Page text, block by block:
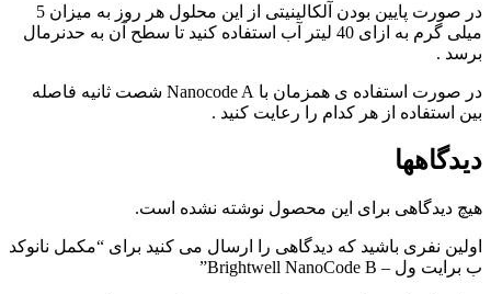
در صورت پایین بودن آلکالینیتی از این محلول هر روز به میزان 5
میلی گرم به ازای 40 لیتر آب استفاده کنید تا سطح آن به حدنرمال
برسد .
در صورت استفاده ی همزمان با Nanocode A شصت ثانیه فاصله
بین استفاده از هر کدام را رعایت کنید .
دیدگاهها
هیچ دیدگاهی برای این محصول نوشته نشده است.
اولین نفری باشید که دیدگاهی را ارسال می کنید برای “مکمل نانوکد
ب برایت ول – Brightwell NanoCode B”